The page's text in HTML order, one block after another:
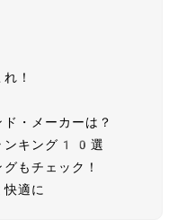
！
・メーカーは？
ンキング10選
もチェック！
快適に